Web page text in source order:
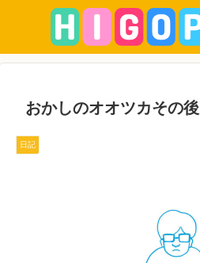
おかしのオオツカその後
日記